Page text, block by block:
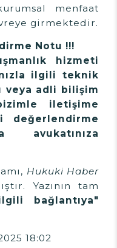
menfaat
girmektedir.
Notu !!!
hizmeti
ilgili teknik
veya adli bilişim
iletişime
değerlendirme
Hukuki Haber
Yazının tam
bağlantıya"
18:02